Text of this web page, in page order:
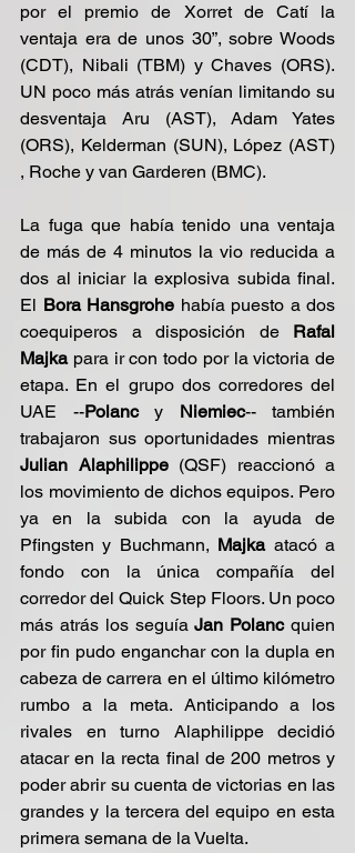
por el premio de Xorret de Catí la
ventaja era de unos 30”, sobre Woods
(CDT), Nibali (TBM) y Chaves (ORS).
UN poco más atrás venían limitando su
desventaja Aru (AST), Adam Yates
(ORS), Kelderman (SUN), López (AST)
, Roche y van Garderen (BMC).
La fuga que había tenido una ventaja
de más de 4 minutos la vio reducida a
dos al iniciar la explosiva subida final.
El Bora Hansgrohe había puesto a dos
coequiperos a disposición de Rafal
Majka para ir con todo por la victoria de
etapa. En el grupo dos corredores del
UAE --Polanc y Niemiec-- también
Julian Alaphilippe (QSF) reaccionó a
los movimiento de dichos equipos. Pero
ya en la subida con la ayuda de
Pfingsten y Buchmann, Majka atacó a
fondo con la única compañía del
corredor del Quick Step Floors. Un poco
más atrás los seguía Jan Polanc quien
por fin pudo enganchar con la dupla en
cabeza de carrera en el último kilómetro
rumbo a la meta. Anticipando a los
rivales en turno Alaphilippe decidió
atacar en la recta final de 200 metros y
poder abrir su cuenta de victorias en las
grandes y la tercera del equipo en esta
primera semana de la Vuelta.